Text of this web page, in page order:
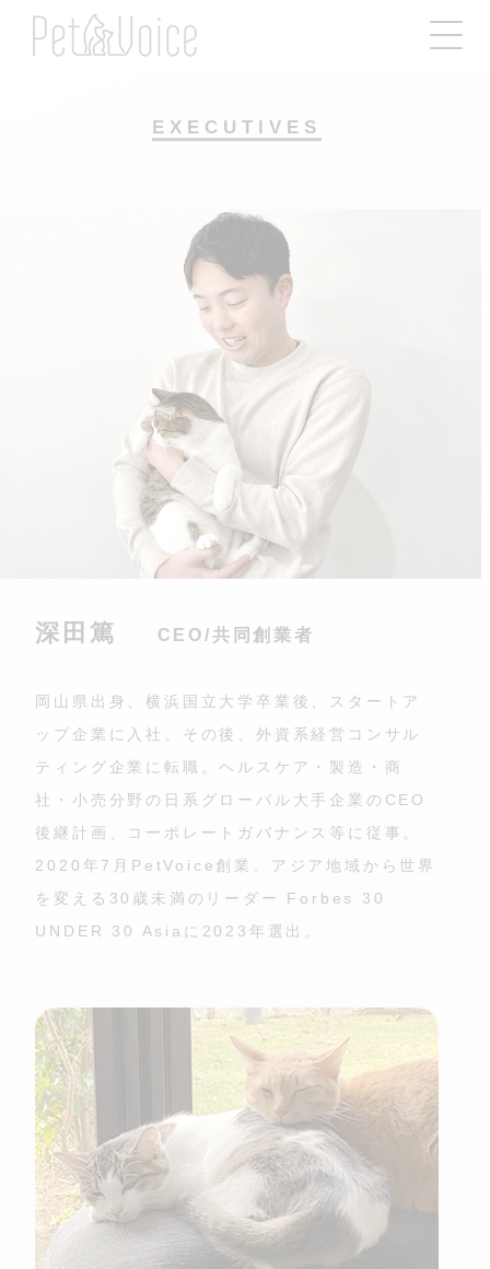
EXECUTIVES
深田篤 CEO/共同創業者
岡山県出身、横浜国立大学卒業後、スタートア
ップ企業に入社。その後、外資系経営コンサル
ティング企業に転職。ヘルスケア・製造・商
社・小売分野の日系グローバル大手企業のCEO
後継計画、コーポレートガバナンス等に従事。
2020年7月PetVoice創業。アジア地域から世界
を変える30歳未満のリーダー Forbes 30
UNDER 30 Asiaに2023年選出。